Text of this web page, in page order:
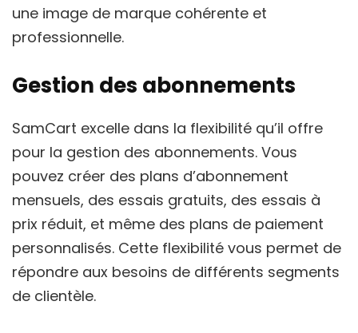
une image de marque cohérente et
professionnelle.
Gestion des abonnements
SamCart excelle dans la flexibilité qu’il offre
pour la gestion des abonnements. Vous
pouvez créer des plans d’abonnement
mensuels, des essais gratuits, des essais à
prix réduit, et même des plans de paiement
personnalisés. Cette flexibilité vous permet de
répondre aux besoins de différents segments
de clientèle.